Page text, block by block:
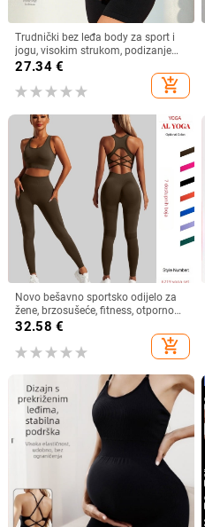
Trudnički bez leđa body za sport i
jogu, visokim strukom, podizanje
bokova, brzo sušenje, najlonsko-
jastučići za dojke
27.34€
add_shopping_cart
Novo bešavno sportsko odijelo za
žene, brzosušeće, fitness, otporno
na udarce, prsluk, grudnjak za
trčanje, jogu, ljepotu, leđa, odijelo
32.58 €
add_shopping_cart